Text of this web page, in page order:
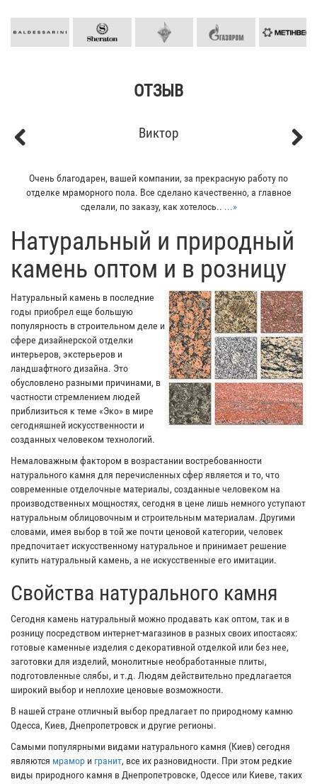
ОТЗЫВ
Кирилл
Мой отец заказывал плитку из гранита для своего дома. Больше
всего понравилось - индивидуальный подход к клиенту. Отец
остался очень доволен......»
​Натуральный и природный
камень оптом и в розницу
Натуральный камень в последние
годы приобрел еще большую
популярность в строительном деле и
сфере дизайнерской отделки
интерьеров, экстерьеров и
ландшафтного дизайна. Это
обусловлено разными причинами, в
частности стремлением людей
приблизиться к теме «Эко» в мире
сегодняшней искусственности и
созданных человеком технологий.
Немаловажным фактором в возрастании востребованности
натурального камня для перечисленных сфер является и то, что
современные отделочные материалы, созданные человеком на
производственных мощностях, сегодня в цене лишь немного уступают
натуральным облицовочным и строительным материалам. Другими
словами, имея выбор в той же почти ценовой категории, человек
предпочитает искусственному натуральное и принимает решение
купить натуральный камень, а не искусственные его имитации.
Свойства натурального камня
Сегодня камень натуральный можно продавать как оптом, так и в
розницу посредством интернет-магазинов в разных своих ипостасях:
готовые каменные изделия с декоративной отделкой или без нее,
заготовки для изделий, монолитные необработанные плиты,
подготовленные слябы, и т.д. Людям действительно предлагается
широкий выбор и неплохие ценовые возможности.
В нашей стране отличный выбор предлагает по природному камню
Одесса, Киев, Днепропетровск и другие регионы.
Самыми популярными видами натурального камня (Киев) сегодня
являются мрамор и гранит, все их разновидности. При этом редкие
виды природного камня в Днепропетровске, Одессе или Киеве, таких